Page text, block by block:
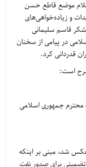
موضع قاطع حسن
و زیاده‌خواهی‌های
قاسم سلیمانی
در پیامی از سخنان
قدردانی کرد.
است:
محترم جمهوری اسلامی
شد، مبنی بر اینکه
برای صدور نفت